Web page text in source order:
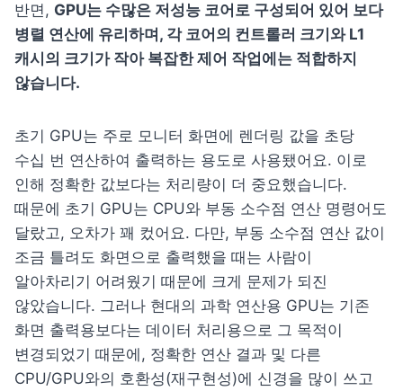
반면, GPU는 수많은 저성능 코어로 구성되어 있어 보다
병렬 연산에 유리하며, 각 코어의 컨트롤러 크기와 L1
캐시의 크기가 작아 복잡한 제어 작업에는 적합하지
않습니다.
초기 GPU는 주로 모니터 화면에 렌더링 값을 초당
수십 번 연산하여 출력하는 용도로 사용됐어요. 이로
인해 정확한 값보다는 처리량이 더 중요했습니다.
때문에 초기 GPU는 CPU와 부동 소수점 연산 명령어도
달랐고, 오차가 꽤 컸어요. 다만, 부동 소수점 연산 값이
조금 틀려도 화면으로 출력했을 때는 사람이
알아차리기 어려웠기 때문에 크게 문제가 되진
않았습니다. 그러나 현대의 과학 연산용 GPU는 기존
화면 출력용보다는 데이터 처리용으로 그 목적이
변경되었기 때문에, 정확한 연산 결과 및 다른
CPU/GPU와의 호환성(재구현성)에 신경을 많이 쓰고